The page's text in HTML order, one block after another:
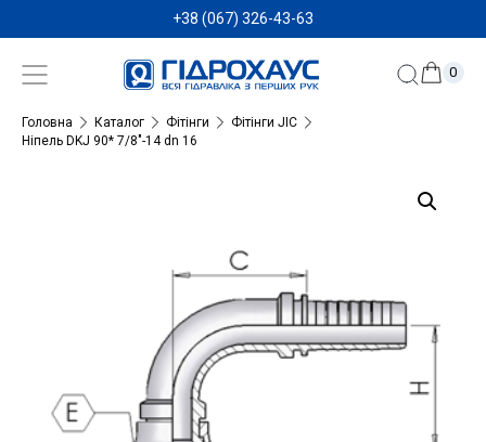
+38 (067) 326-43-63
0
Головна Каталог Фітінги
Фітінги JIC
Ніпель DKJ 90* 7/8″-14 dn 16